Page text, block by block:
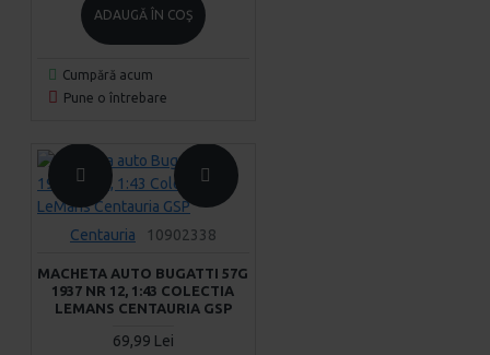
ADAUGĂ ÎN COŞ
Cumpără acum
Pune o întrebare
Centauria 10902338
MACHETA AUTO BUGATTI 57G
1937 NR 12, 1:43 COLECTIA
LEMANS CENTAURIA GSP
69,99 Lei